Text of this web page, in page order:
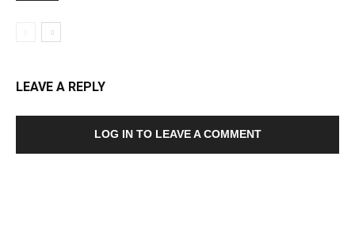
LEAVE A REPLY
LOG IN TO LEAVE A COMMENT